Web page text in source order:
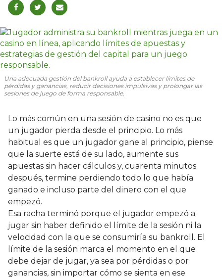
Una adecuada gestión del bankroll ayuda a establecer límites de
pérdidas y ganancias, reducir decisiones impulsivas y prolongar las
sesiones de juego de forma responsable.
Lo más común en una sesión de casino no es que
un jugador pierda desde el principio. Lo más
habitual es que un jugador gane al principio, piense
que la suerte está de su lado, aumente sus
apuestas sin hacer cálculos y, cuarenta minutos
después, termine perdiendo todo lo que había
ganado e incluso parte del dinero con el que
empezó.
Esa racha terminó porque el jugador empezó a
jugar sin haber definido el límite de la sesión ni la
velocidad con la que se consumiría su bankroll. El
límite de la sesión marca el momento en el que
debe dejar de jugar, ya sea por pérdidas o por
ganancias, sin importar cómo se sienta en ese